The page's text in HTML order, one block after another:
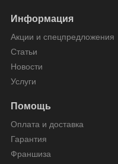
Информация
Акции и спецпредложения
Статьи
Новости
Услуги
Помощь
Оплата и доставка
Гарантия
Франшиза